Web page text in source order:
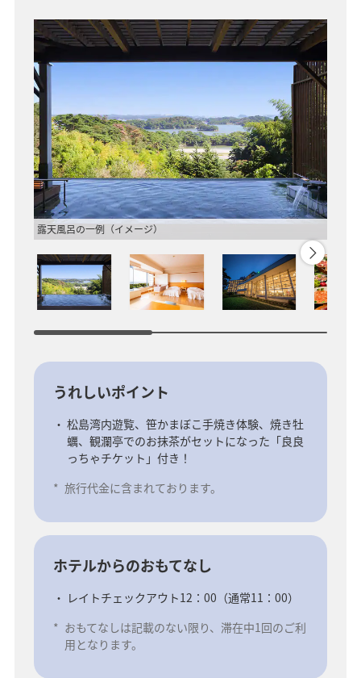
露天風呂の一例（イメージ）
うれしいポイント
松島湾内遊覧、笹かまぼこ手焼き体験、焼き牡
蠣、観瀾亭でのお抹茶がセットになった「良良
っちゃチケット」付き！
* 旅行代金に含まれております。
ホテルからのおもてなし
レイトチェックアウト12：00（通常11：00）
* おもてなしは記載のない限り、滞在中1回のご利
用となります。